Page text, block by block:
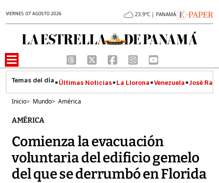
VIERNES 07 AGOSTO 2026 23.9°C | PANAMÁ
Últimas Noticias La Llorona Venezuela José
Inicio> Mundo> América
AMÉRICA
Comienza la evacuación
voluntaria del edificio gemelo
del que se derrumbó en Florida